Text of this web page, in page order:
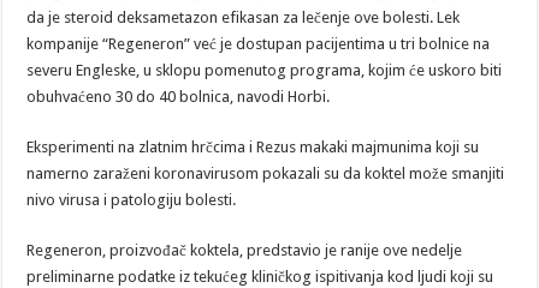
da je steroid deksametazon efikasan za lečenje ove bolesti. Lek
kompanije “Regeneron” već je dostupan pacijentima u tri bolnice na
severu Engleske, u sklopu pomenutog programa, kojim će uskoro biti
obuhvaćeno 30 do 40 bolnica, navodi Horbi.
Eksperimenti na zlatnim hrčcima i Rezus makaki majmunima koji su
namerno zaraženi koronavirusom pokazali su da koktel može smanjiti
nivo virusa i patologiju bolesti.
Regeneron, proizvođač koktela, predstavio je ranije ove nedelje
preliminarne podatke iz tekućeg kliničkog ispitivanja kod ljudi koji su